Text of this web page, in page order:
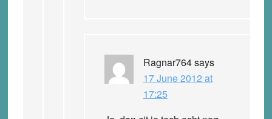
Ragnar764says
17 June 2012 at
17:25